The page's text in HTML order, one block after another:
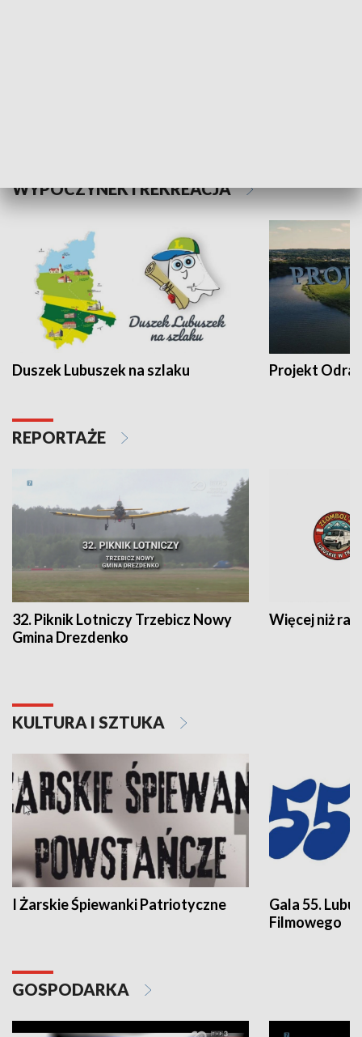
WYPOCZYNEK I REKREACJA
Duszek Lubuszek na szlaku Projekt Odra
REPORTAŻE
32. Piknik Lotniczy Trzebicz Nowy
Gmina Drezdenko
Więcej niż rajd
KULTURA I SZTUKA
I Żarskie Śpiewanki Patriotyczne
Gala 55.
Filmowego
GOSPODARKA